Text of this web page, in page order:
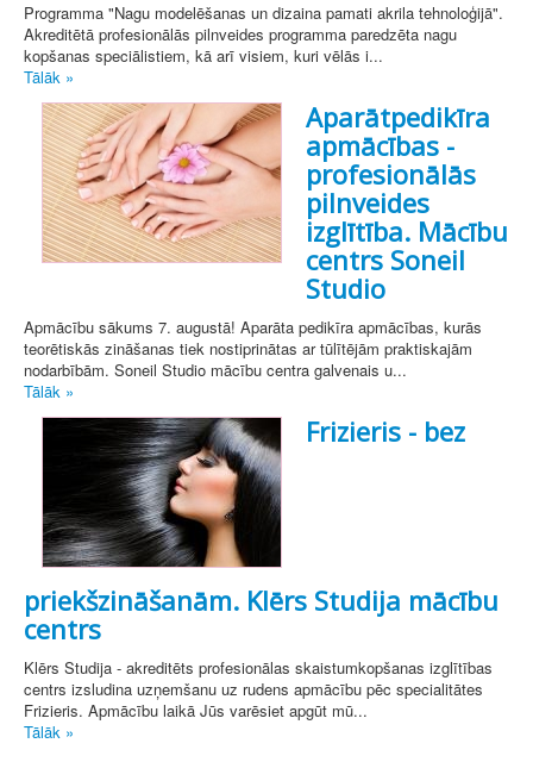
Programma "Nagu modelēšanas un dizaina pamati akrila tehnoloģijā".
Akreditētā profesionālās pilnveides programma paredzēta nagu
kopšanas speciālistiem, kā arī visiem, kuri vēlās i...
Tālāk »
Aparātpedikīra
apmācības -
profesionālās
pilnveides
izglītība. Mācību
centrs Soneil
Studio
Apmācību sākums 7. augustā! Aparāta pedikīra apmācības, kurās
teorētiskās zināšanas tiek nostiprinātas ar tūlītējām praktiskajām
nodarbībām. Soneil Studio mācību centra galvenais u...
Tālāk »
Frizieris - bez
priekšzināšanām. Klērs Studija mācību
centrs
Klērs Studija - akreditēts profesionālas skaistumkopšanas izglītības
centrs izsludina uzņemšanu uz rudens apmācību pēc specialitātes
Frizieris. Apmācību laikā Jūs varēsiet apgūt mū...
Tālāk »